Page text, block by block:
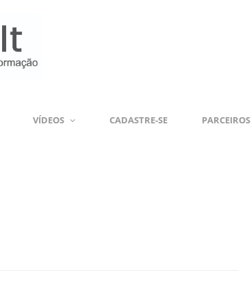
VÍDEOS CADASTRE-SE PARCEIROS